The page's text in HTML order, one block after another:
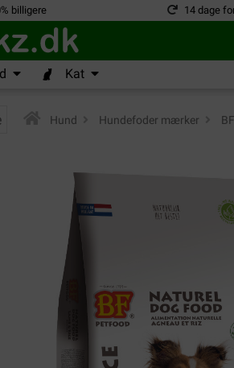
billigere 14 dage
Kat
Hund Hundefoder mærker